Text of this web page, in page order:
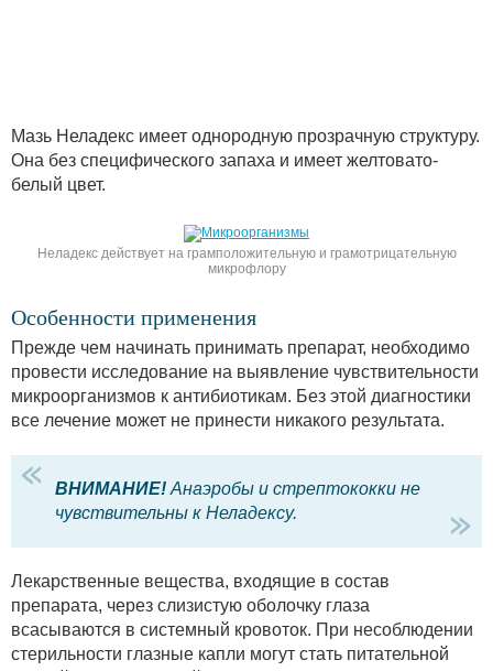
Мазь Неладекс имеет однородную прозрачную структуру.
Она без специфического запаха и имеет желтовато-
белый цвет.
Неладекс действует на грамположительную и грамотрицательную
микрофлору
Особенности применения
Прежде чем начинать принимать препарат, необходимо
провести исследование на выявление чувствительности
микроорганизмов к антибиотикам. Без этой диагностики
все лечение может не принести никакого результата.
ВНИМАНИЕ! Анаэробы и стрептококки не
чувствительны к Неладексу.
Лекарственные вещества, входящие в состав
препарата, через слизистую оболочку глаза
всасываются в системный кровоток. При несоблюдении
стерильности глазные капли могут стать питательной